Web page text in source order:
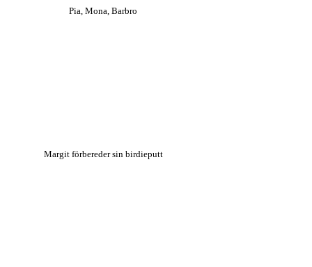
Pia, Mona, Barbro
Margit förbereder sin birdieputt